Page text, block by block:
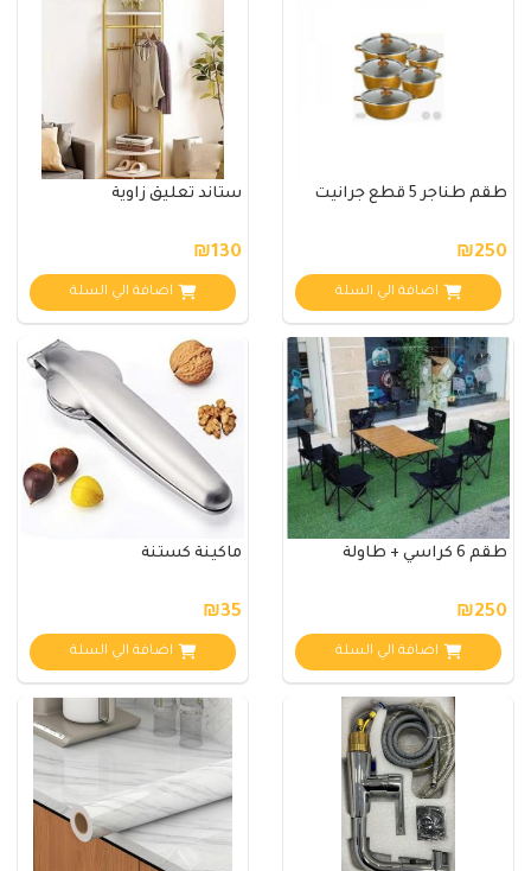
طقم طناجر 5 قطع جرانيت
₪250
اضافة الي السلة
ستاند تعليق زاوية
₪130
اضافة الي السلة
طقم 6 كراسي + طاولة
₪250
اضافة الي السلة
ماكينة كستنة
₪35
اضافة الي السلة